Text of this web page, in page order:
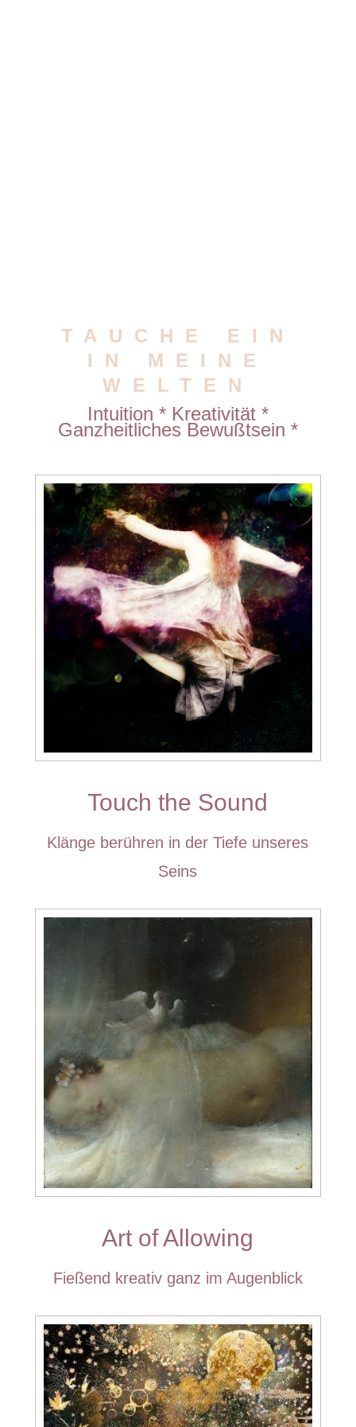
TAUCHE EIN
IN MEINE
WELTEN
Intuition * Kreativität *
Ganzheitliches Bewußtsein *
Touch the Sound
Klänge berühren in der Tiefe unseres
Seins
Art of Allowing
Fießend kreativ ganz im Augenblick